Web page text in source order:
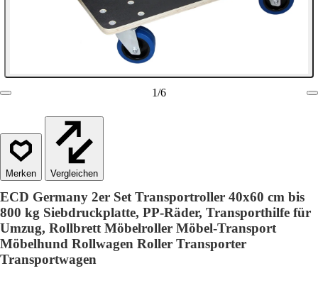
1/6
Vergleichen
ECD Germany 2er Set Transportroller 40x60 cm bis
800 kg Siebdruckplatte, PP-Räder, Transporthilfe für
Umzug, Rollbrett Möbelroller Möbel-Transport
Möbelhund Rollwagen Roller Transporter
Transportwagen